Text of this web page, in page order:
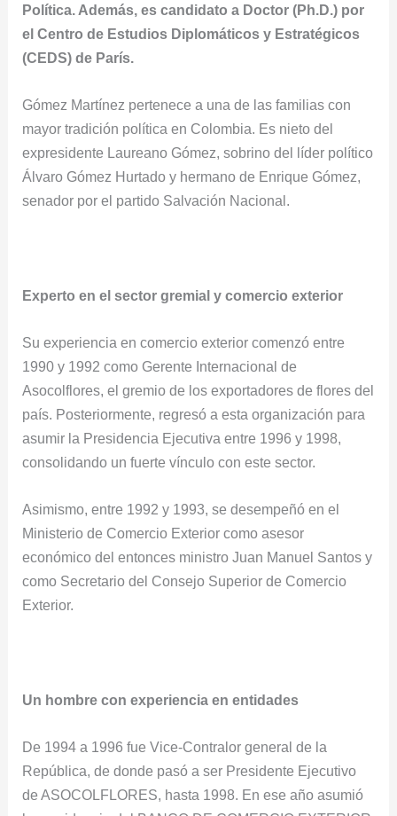
Política. Además, es candidato a Doctor (Ph.D.) por
el Centro de Estudios Diplomáticos y Estratégicos
(CEDS) de París.
Gómez Martínez pertenece a una de las familias con
mayor tradición política en Colombia. Es nieto del
expresidente Laureano Gómez, sobrino del líder político
Álvaro Gómez Hurtado y hermano de Enrique Gómez,
senador por el partido Salvación Nacional.
Experto en el sector gremial y comercio exterior
Su experiencia en comercio exterior comenzó entre
1990 y 1992 como Gerente Internacional de
Asocolflores, el gremio de los exportadores de flores del
país. Posteriormente, regresó a esta organización para
asumir la Presidencia Ejecutiva entre 1996 y 1998,
consolidando un fuerte vínculo con este sector.
Asimismo, entre 1992 y 1993, se desempeñó en el
Ministerio de Comercio Exterior como asesor
económico del entonces ministro Juan Manuel Santos y
como Secretario del Consejo Superior de Comercio
Exterior.
Un hombre con experiencia en entidades
De 1994 a 1996 fue Vice-Contralor general de la
República, de donde pasó a ser Presidente Ejecutivo
de ASOCOLFLORES, hasta 1998. En ese año asumió